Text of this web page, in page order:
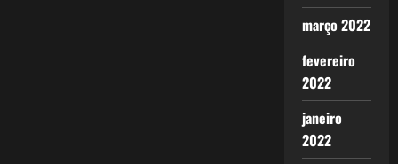
março 2022
fevereiro
2022
janeiro
2022